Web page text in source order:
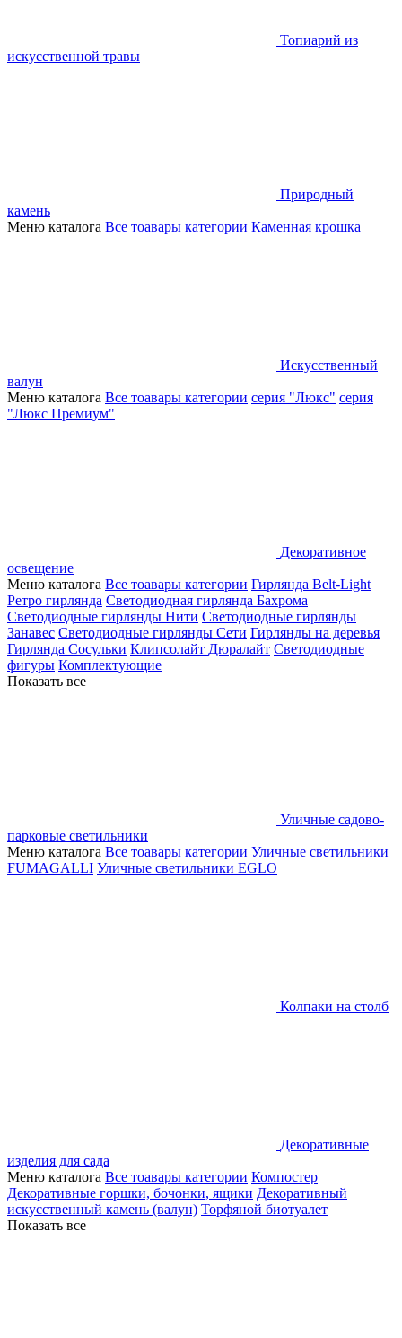
Топиарий из
искусственной травы
Природный
камень
Меню каталога Все тоавары категории Каменная крошка
Искусственный
валун
Меню каталога Все тоавары категории серия "Люкс" серия
"Люкс Премиум"
Декоративное
освещение
Меню каталога Все тоавары категории Гирлянда Belt-Light
Ретро гирлянда Светодиодная гирлянда Бахрома
Светодиодные гирлянды Нити Светодиодные гирлянды
Занавес Светодиодные гирлянды Сети Гирлянды на деревья
Гирлянда Сосульки Клипсолайт Дюралайт Светодиодные
фигуры Комплектующие
Показать все
Уличные садово-
парковые светильники
Меню каталога Все тоавары категории Уличные светильники
FUMAGALLI Уличные светильники EGLO
Колпаки на столб
Декоративные
изделия для сада
Меню каталога Все тоавары категории Компостер
Декоративные горшки, бочонки, ящики Декоративный
искусственный камень (валун) Торфяной биотуалет
Показать все